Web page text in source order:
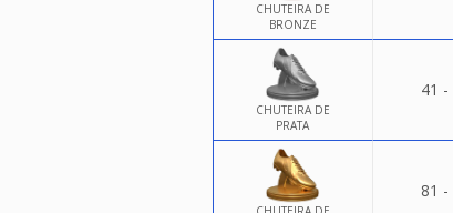
CHUTEIRA DE
BRONZE
CHUTEIRA DE
PRATA
41 -
81 -